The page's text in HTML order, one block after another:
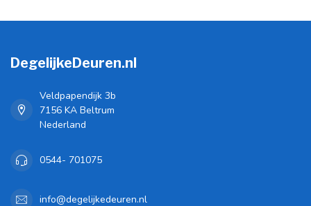
DegelijkeDeuren.nl
Veldpapendijk 3b
7156 KA Beltrum
Nederland
0544- 701075
info@degelijkedeuren.nl